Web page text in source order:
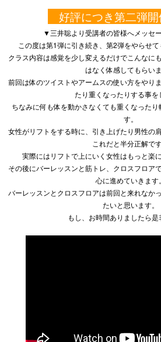
好評につき第二弾
▼三井聡より受講者の皆様へメッセ
この度は第1弾に引き続き、第2弾をやらせ
クラス内容は感覚を少し変えるだけでこんなに
はなく体感してもらいま
前回は体のツイストやアームスの使い方をやり
たり重くなったりする事を
ちなみに何も体を動かさなくても重くなった
す。
女性がリフトをする時に、引き上げたり男性の
これだと半分正解です
実際にはリフトで上にいく女性はもっと楽
その後にバーレッスンと筋トレ、クロスフロア
心に進めていきます。
バーレッスンとクロスフロアは前回と来れなか
たいと思います。
もし、お時間ありましたら是